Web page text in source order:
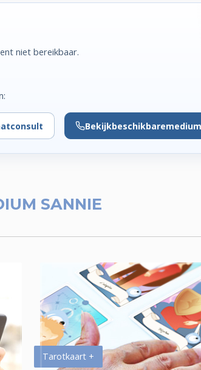
niet bereikbaar.
Bekijkbeschikbare
SANNIE
Tarotkaart +